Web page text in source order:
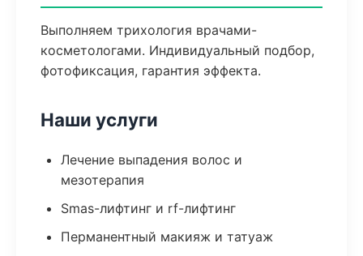
Выполняем трихология врачами-
косметологами. Индивидуальный подбор,
фотофиксация, гарантия эффекта.
Наши услуги
Лечение выпадения волос и
мезотерапия
Smas-лифтинг и rf-лифтинг
Перманентный макияж и татуаж